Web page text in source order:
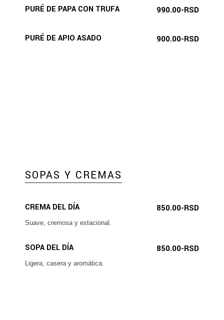
PURÉ DE PAPA CON TRUFA 990.00-RSD
PURÉ DE APIO ASADO 900.00-RSD
SOPAS Y CREMAS
CREMA DEL DÍA 850.00-RSD
Suave, cremosa y estacional.
SOPA DEL DÍA 850.00-RSD
Ligera, casera y aromática.